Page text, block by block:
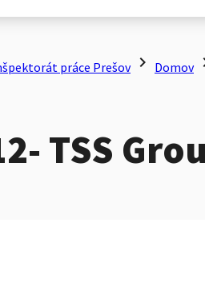
práce Prešov chevron_right Domov
TSS